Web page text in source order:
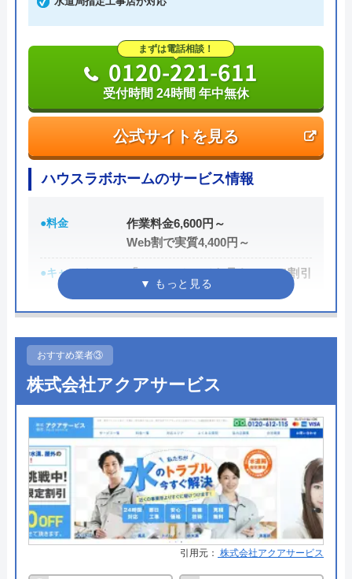
実績も豊富で、スタッフの研修にも力を入れている
ため技術力はもちろん接客もよく、トイレや排水
管、給湯器や蛇口の修理交換まで水回りのことなら
何でも相談できます。
電話で「ホームページを見た」と伝えるだけで3,000
円割引なので、相談する際は電話で相談し、忘れず
に伝えるようにしましょう。
ちなみに、依頼せずとも見積もりにはお金はかから
ないので、相見積もりの際は必ず相談しておきたい
業者の一つです。
公式サイトを見る
0120-091-026
受付時間 24時間
イースマイルの基本情報
運営会社 株式会社イースマイル
代表者 島村禮孝
公式サイトを見る
まずは電話相談！
0120-221-611
受付時間 24時間 年中無休
ハウスラボホームのサービス情報
●料金
作業料金6,600円～
Web割で実質4,400円～
●キャンペーン
「ホームページを見た！」で割引
2,000円
●受付時間
●定休日 年中無休
●出張見積もり 出張・見積もり無料
●支払い方法
現金、クレジットカード、コンビ
ニ後払い、QRコード決済
●累計実績
提携先は大手企業との法人契約多
数
●保証・保険
商品保証最長10年・施工保証最長5
おすすめ業者③
株式会社アクアサービス
引用元： 株式会社アクアサービス